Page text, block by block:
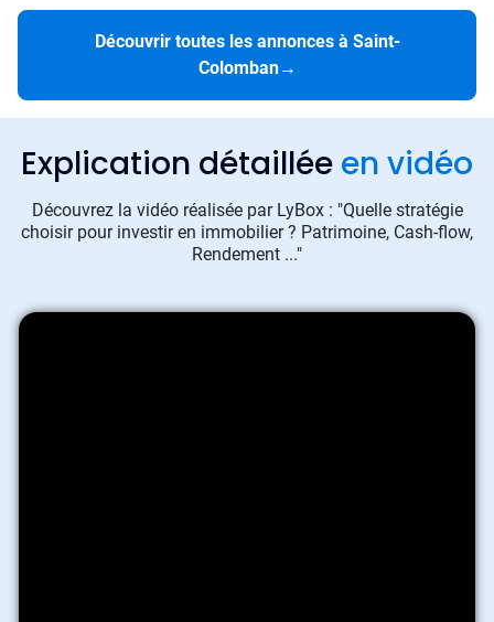
Découvrir toutes les annonces à Saint-
Colomban→
Explication détaillée en vidéo
Découvrez la vidéo réalisée par LyBox : "Quelle stratégie
choisir pour investir en immobilier ? Patrimoine, Cash-flow,
Rendement ..."